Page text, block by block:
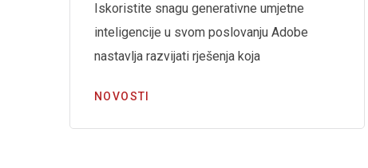
Iskoristite snagu generativne umjetne
inteligencije u svom poslovanju Adobe
nastavlja razvijati rješenja koja
NOVOSTI